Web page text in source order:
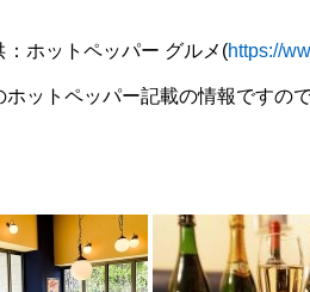
：ホットペッパー グルメ(https://
ットペッパー記載の情報ですの